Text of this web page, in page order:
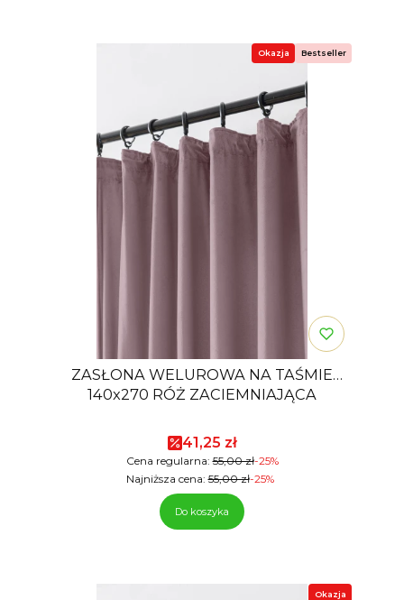
Okazja Bestseller
ZASŁONA WELUROWA NA TAŚMIE
140x270 RÓŻ ZACIEMNIAJĄCA
Cena promocyjna
41,25 zł
Cena regularna: 55,00 zł-25%
Najniższa cena: 55,00 zł-25%
Do koszyka
Okazja